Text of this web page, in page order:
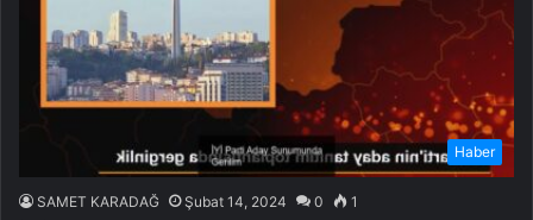
Haber
SAMET KARADAĞ Şubat 14, 2024 0 1